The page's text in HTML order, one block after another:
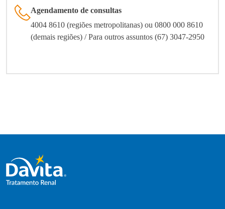
Agendamento de consultas
4004 8610 (regiões metropolitanas) ou 0800 000 8610
(demais regiões) / Para outros assuntos (67) 3047-2950